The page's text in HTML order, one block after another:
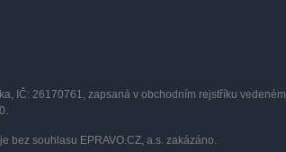
IČ: 26170761, zapsaná v obchodním rejstříku vedeném
bez souhlasu EPRAVO.CZ, a.s. zakázáno.